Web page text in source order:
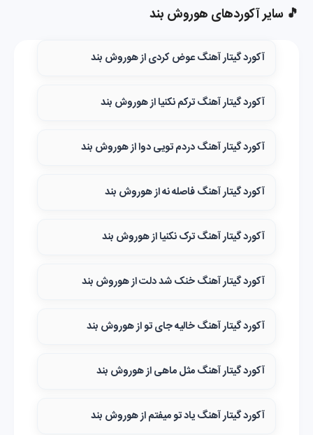
🎵 سایر آکوردهای هوروش بند
آکورد گیتار آهنگ عوض کردی از هوروش بند
آکورد گیتار آهنگ ترکم نکنیا از هوروش بند
آکورد گیتار آهنگ دردم تویی دوا از هوروش بند
آکورد گیتار آهنگ فاصله نه از هوروش بند
آکورد گیتار آهنگ ترک نکنیا از هوروش بند
آکورد گیتار آهنگ خنک شد دلت از هوروش بند
آکورد گیتار آهنگ خالیه جای تو از هوروش بند
آکورد گیتار آهنگ مثل ماهی از هوروش بند
آکورد گیتار آهنگ یاد تو میفتم از هوروش بند